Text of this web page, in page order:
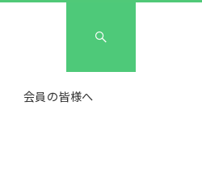
会員の皆様へ